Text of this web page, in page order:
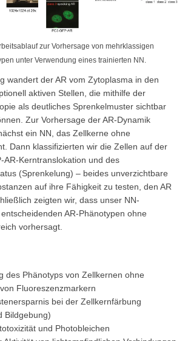
zur Vorhersage von mehrklassigen
unter Verwendung eines trainierten NN.
wandert der AR vom Zytoplasma in den
aktiven Stellen, die mithilfe der
als deutliches Sprenkelmuster sichtbar
Zur Vorhersage der AR-Dynamik
ein NN, das Zellkerne ohne
Dann klassifizierten wir die Zellen auf der
AR-Kerntranslokation und des
(Sprenkelung) – beides unverzichtbare
auf ihre Fähigkeit zu testen, den AR
zeigten wir, dass unser NN-
AR-Phänotypen ohne
vorhersagt.
des Phänotyps von Zellkernen ohne
Fluoreszenzmarkern
bei der Zellkernfärbung
Bildgebung)
und Photobleichen